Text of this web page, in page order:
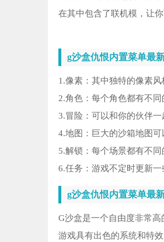
在其中包含了联机模，让
g沙盒仇恨内置菜单最
1.像素：其中独特的像素
2.角色：每个角色都有不
3.冒险：可以和你的伙伴
4.地图：巨大的沙箱地图
5.解锁：每个场景都有不
6.任务：游戏不定时更新
g沙盒仇恨内置菜单最
G沙盒是一个自由度非常高
游戏具有出色的系统和特